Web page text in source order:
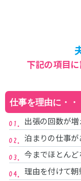
下記の項目
仕事を理由に・・
出張の回数が増
泊まりの仕事が
今までほとんど
理由を付けて朝